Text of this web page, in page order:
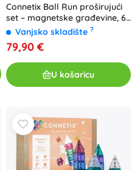
Connetix Ball Run proširujući
set – magnetske građevine, 66
dijelova
Vanjsko skladište ?
79,90 €
U košaricu